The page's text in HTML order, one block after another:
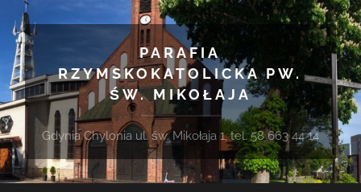
PARAFIA
RZYMSKOKATOLICKA PW.
ŚW. MIKOŁAJA
Gdynia Chylonia ul. św. Mikołaja 1, tel. 58 663 44 14